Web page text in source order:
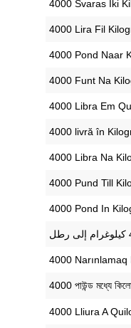
‎4000 Svaras Iki
‎4000 Lira Fil
‎4000 Pond Naar
‎4000 Funt Na
‎4000 Libra Em
‎4000 livră în
‎4000 Libra Na
‎4000 Pund Till
‎4000 Pond In
‎4000 Narınlamaq
‎4000 পাউন্ড মধ্যে
‎4000 Lliura A